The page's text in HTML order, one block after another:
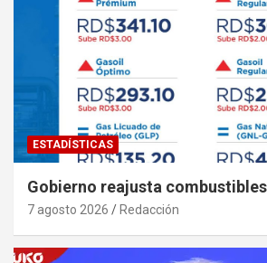
ESTADÍSTICAS
Gobierno reajusta combustibles
7 agosto 2026 Redacción